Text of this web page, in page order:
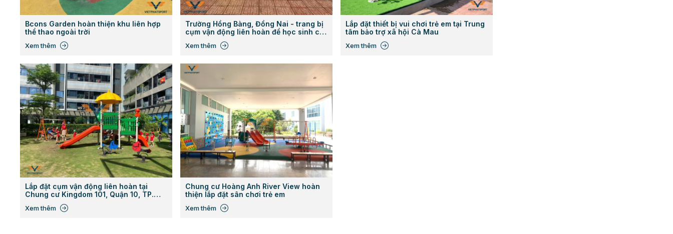
Bcons Garden hoàn thiện khu liên hợp
thể thao ngoài trời
Xem thêm
Trường Hồng Bàng, Đồng Nai - trang bị
cụm vận động liên hoàn để học sinh có
thêm sân chơi sau những giờ học căng
thẳng
Xem thêm
Lắp đặt thiết bị vui chơi trẻ em tại Trung
tâm bảo trợ xã hội Cà Mau
Xem thêm
Lắp đặt cụm vận động liên hoàn tại
Chung cư Kingdom 101, Quận 10, TP.
Xem thêm
Chung cư Hoàng Anh River View hoàn
thiện lắp đặt sân chơi trẻ em
Xem thêm